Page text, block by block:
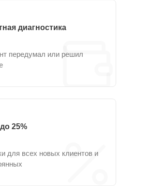
диагностика
передумал или решил
25%
для всех новых клиентов и